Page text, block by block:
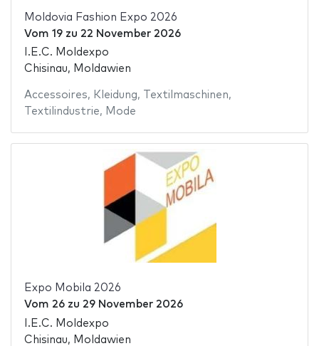
Moldovia Fashion Expo 2026
Vom 19zu 22 November 2026
I.E.C. Moldexpo
Chisinau, Moldawien
Accessoires, Kleidung, Textilmaschinen,
Textilindustrie, Mode
Expo Mobila 2026
Vom 26zu 29 November 2026
I.E.C. Moldexpo
Chisinau, Moldawien